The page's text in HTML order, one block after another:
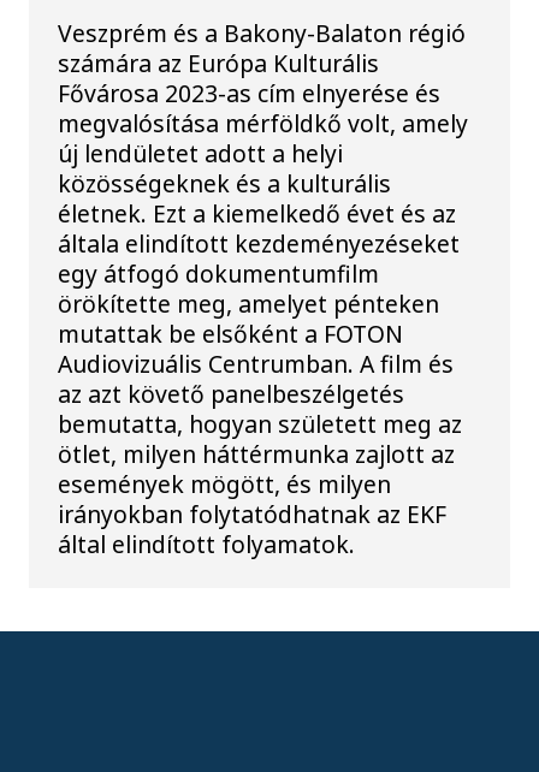
Veszprém és a Bakony-Balaton régió
számára az Európa Kulturális
Fővárosa 2023-as cím elnyerése és
megvalósítása mérföldkő volt, amely
új lendületet adott a helyi
közösségeknek és a kulturális
életnek. Ezt a kiemelkedő évet és az
általa elindított kezdeményezéseket
egy átfogó dokumentumfilm
örökítette meg, amelyet pénteken
mutattak be elsőként a FOTON
Audiovizuális Centrumban. A film és
az azt követő panelbeszélgetés
bemutatta, hogyan született meg az
ötlet, milyen háttérmunka zajlott az
események mögött, és milyen
irányokban folytatódhatnak az EKF
által elindított folyamatok.